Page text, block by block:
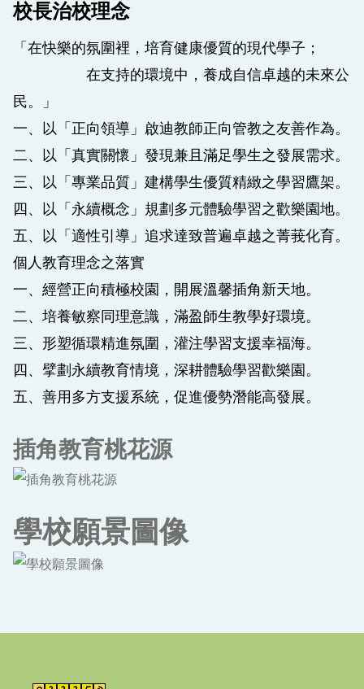
校長治校理念
「在快樂的氛圍裡，培育健康優質的現代學子；
在支持的環境中，養成自信卓越的未來公
民。」
一、以「正向領導」啟迪教師正向管教之友善作為。
二、以「真實關懷」發現兼且滿足學生之發展需求。
三、以「專業品質」建構學生優質精緻之學習鷹架。
四、以「永續概念」規劃多元體驗學習之歡樂園地。
五、以「適性引導」追求達致普遍卓越之菁莪化育。
個人教育理念之落實
一、經營正向積極校園，開展溫馨插角新天地。
二、培養敏察同理意識，滿盈師生教學好環境。
三、形塑循環精進氛圍，灌注學習支援幸福海。
四、擘劃永續教育情境，深耕體驗學習歡樂園。
五、善用多方支援系統，促進優勢潛能高發展。
插角教育桃花源
學校願景圖像